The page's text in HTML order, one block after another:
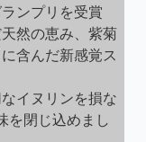
ンプリを受賞
然の恵み、紫菊
含んだ新感覚ス
イヌリンを損な
を閉じ込めまし